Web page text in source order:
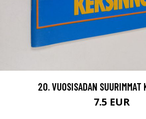
20. VUOSISADAN SUURIMMAT
7.5 EUR